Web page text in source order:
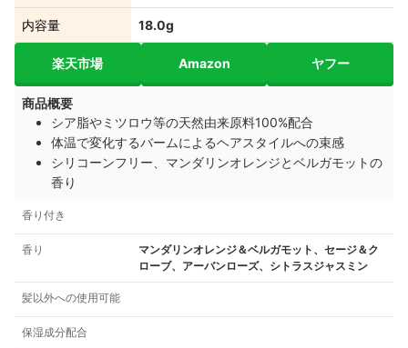
内容量 18.0g
楽天市場 Amazon ヤフー
商品概要
シア脂やミツロウ等の天然由来原料100%配合
体温で変化するバームによるヘアスタイルへの束感
シリコーンフリー、マンダリンオレンジとベルガモットの
香り
香り付き
香り
マンダリンオレンジ＆ベルガモット、セージ＆ク
ローブ、アーバンローズ、シトラスジャスミン
髪以外への使用可能
保湿成分配合